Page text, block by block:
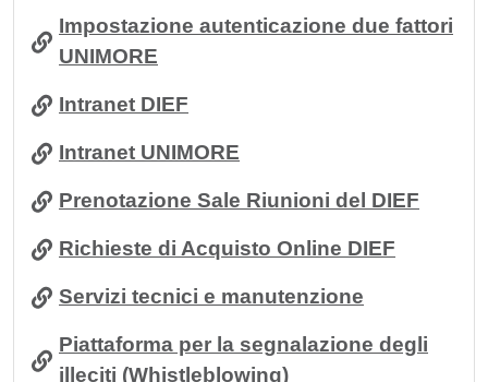
Impostazione autenticazione due fattori
UNIMORE
Intranet DIEF
Intranet UNIMORE
Prenotazione Sale Riunioni del DIEF
Richieste di Acquisto Online DIEF
Servizi tecnici e manutenzione
Piattaforma per la segnalazione degli
illeciti (Whistleblowing)